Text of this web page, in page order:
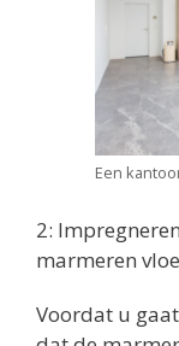
Een
2:
marmeren
Voordat u